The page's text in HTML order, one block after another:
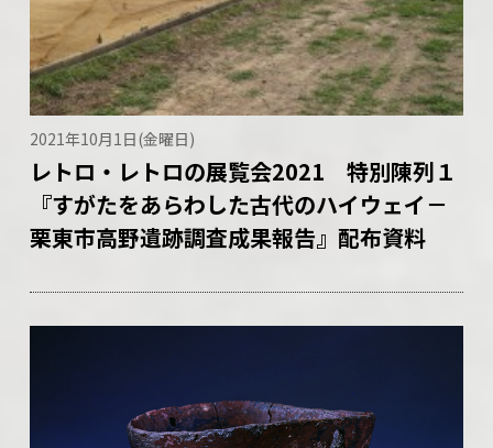
2021年10月1日(金曜日)
レトロ・レトロの展覧会2021 特別陳列１
『すがたをあらわした古代のハイウェイ－
栗東市高野遺跡調査成果報告』配布資料